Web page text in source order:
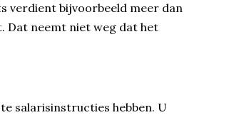
verdient bijvoorbeeld meer dan
Dat neemt niet weg dat het
salarisinstructies hebben. U